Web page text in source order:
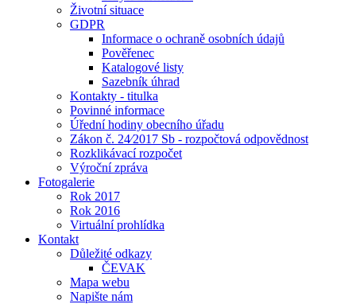
Životní situace
GDPR
Informace o ochraně osobních údajů
Pověřenec
Katalogové listy
Sazebník úhrad
Kontakty - titulka
Povinné informace
Úřední hodiny obecního úřadu
Zákon č. 24⁄2017 Sb - rozpočtová odpovědnost
Rozklikávací rozpočet
Výroční zpráva
Fotogalerie
Rok 2017
Rok 2016
Virtuální prohlídka
Kontakt
Důležité odkazy
ČEVAK
Mapa webu
Napište nám